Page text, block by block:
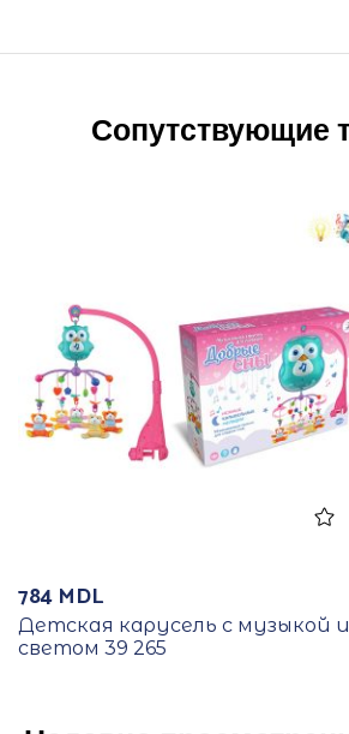
Сопутствующие
784 MDL
Детская карусель с музыкой и
светом 39 265